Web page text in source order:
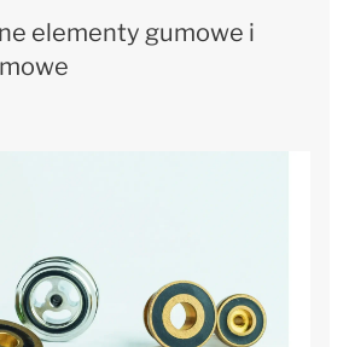
elementy gumowe i